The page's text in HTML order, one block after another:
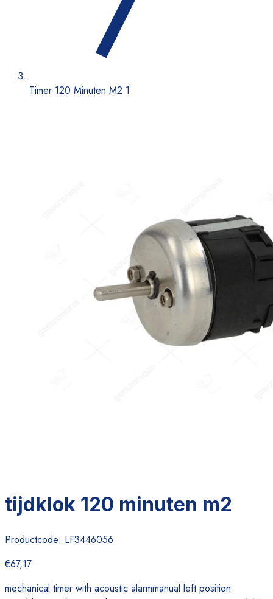
Timer 120 Minuten M2 1
tijdklok 120 minuten m2
Productcode: LF3446056
€67,17
mechanical timer with acoustic alarmmanual left position